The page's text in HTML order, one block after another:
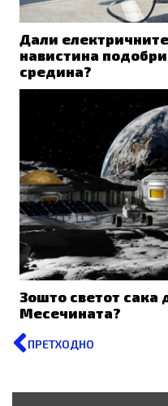
Дали
навистина
средина?
Зошто светот сака
Месечината?
Prev
ПРЕТХОДНО